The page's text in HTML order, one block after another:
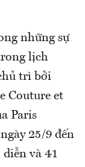
những sự
lịch
trì bởi
Couture et
Paris
25/9 đến
và 41